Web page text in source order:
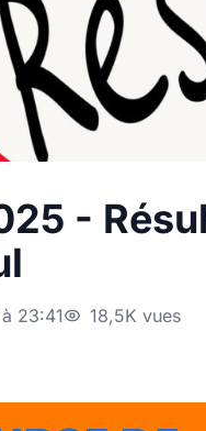
-
23:41 18,5K vues